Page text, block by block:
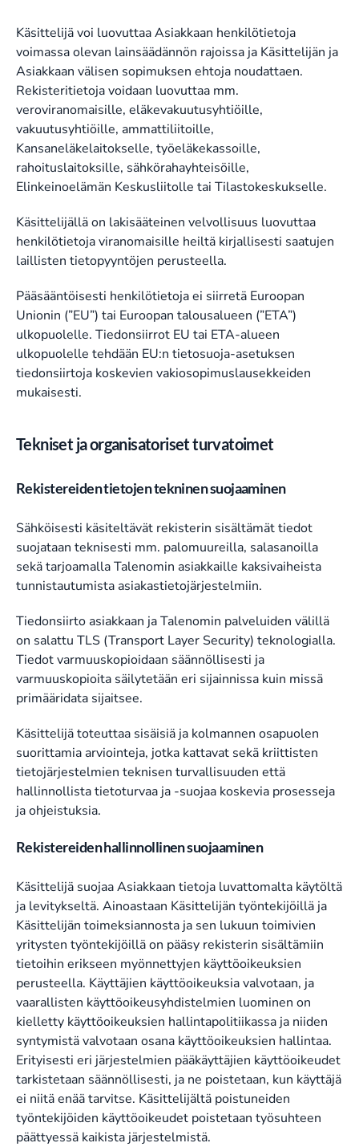
Käsittelijä voi luovuttaa Asiakkaan henkilötietoja
voimassa olevan lainsäädännön rajoissa ja Käsittelijän ja
Asiakkaan välisen sopimuksen ehtoja noudattaen.
Rekisteritietoja voidaan luovuttaa mm.
veroviranomaisille, eläkevakuutusyhtiöille,
vakuutusyhtiöille, ammattiliitoille,
Kansaneläkelaitokselle, työeläkekassoille,
rahoituslaitoksille, sähkörahayhteisöille,
Elinkeinoelämän Keskusliitolle tai Tilastokeskukselle.
Käsittelijällä on lakisääteinen velvollisuus luovuttaa
henkilötietoja viranomaisille heiltä kirjallisesti saatujen
laillisten tietopyyntöjen perusteella.
Pääsääntöisesti henkilötietoja ei siirretä Euroopan
Unionin (”EU”) tai Euroopan talousalueen (”ETA”)
ulkopuolelle. Tiedonsiirrot EU tai ETA-alueen
ulkopuolelle tehdään EU:n tietosuoja-asetuksen
tiedonsiirtoja koskevien vakiosopimuslausekkeiden
mukaisesti.
Tekniset ja organisatoriset turvatoimet
Rekistereiden tietojen tekninen suojaaminen
Sähköisesti käsiteltävät rekisterin sisältämät tiedot
suojataan teknisesti mm. palomuureilla, salasanoilla
sekä tarjoamalla Talenomin asiakkaille kaksivaiheista
tunnistautumista asiakastietojärjestelmiin.
Tiedonsiirto asiakkaan ja Talenomin palveluiden välillä
on salattu TLS (Transport Layer Security) teknologialla.
Tiedot varmuuskopioidaan säännöllisesti ja
varmuuskopioita säilytetään eri sijainnissa kuin missä
primääridata sijaitsee.
Käsittelijä toteuttaa sisäisiä ja kolmannen osapuolen
suorittamia arviointeja, jotka kattavat sekä kriittisten
tietojärjestelmien teknisen turvallisuuden että
hallinnollista tietoturvaa ja -suojaa koskevia prosesseja
ja ohjeistuksia.
Rekistereiden hallinnollinen suojaaminen
Käsittelijä suojaa Asiakkaan tietoja luvattomalta käytöltä
ja levitykseltä. Ainoastaan Käsittelijän työntekijöillä ja
Käsittelijän toimeksiannosta ja sen lukuun toimivien
yritysten työntekijöillä on pääsy rekisterin sisältämiin
tietoihin erikseen myönnettyjen käyttöoikeuksien
perusteella. Käyttäjien käyttöoikeuksia valvotaan, ja
vaarallisten käyttöoikeusyhdistelmien luominen on
kielletty käyttöoikeuksien hallintapolitiikassa ja niiden
syntymistä valvotaan osana käyttöoikeuksien hallintaa.
Erityisesti eri järjestelmien pääkäyttäjien käyttöoikeudet
tarkistetaan säännöllisesti, ja ne poistetaan, kun käyttäjä
ei niitä enää tarvitse. Käsittelijältä poistuneiden
työntekijöiden käyttöoikeudet poistetaan työsuhteen
päättyessä kaikista järjestelmistä.